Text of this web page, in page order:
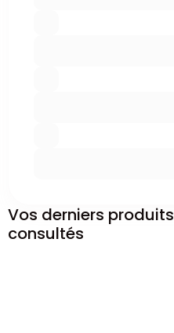
Vos derniers produits
consultés